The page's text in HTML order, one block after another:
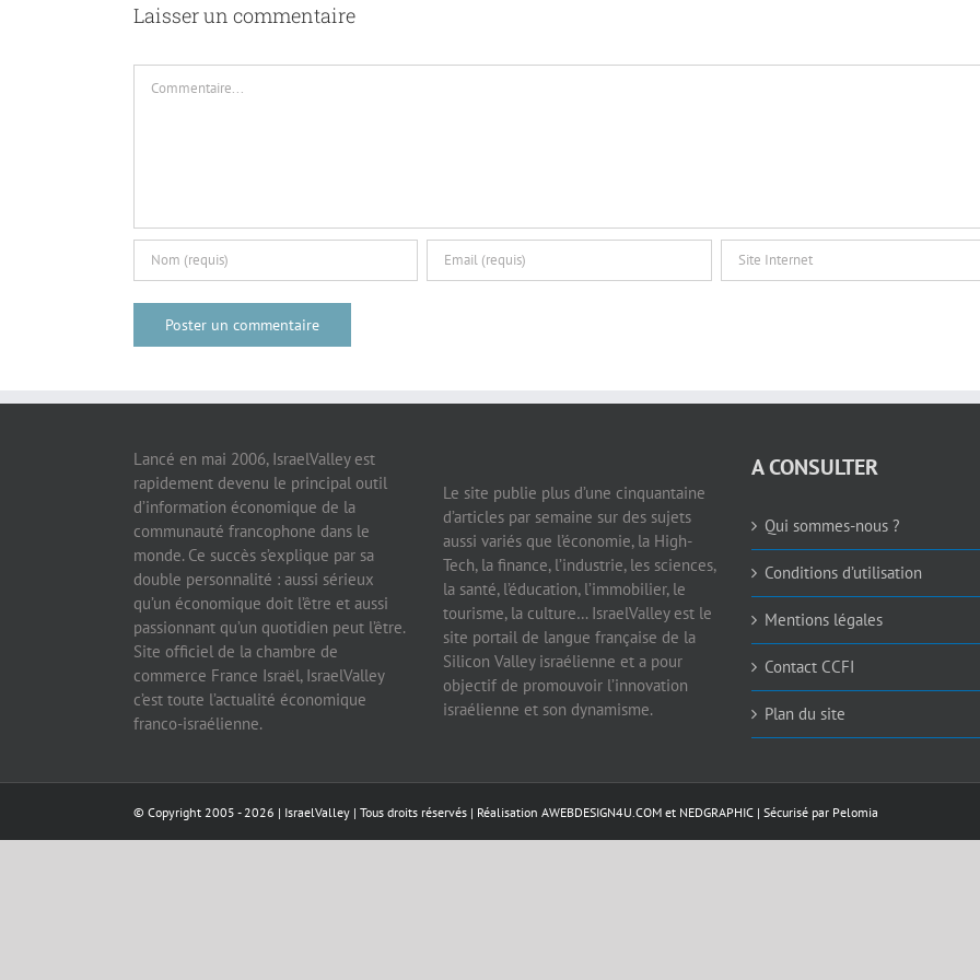
Laisser un commentaire
Lancé en mai 2006, IsraelValley est
rapidement devenu le principal outil
d’information économique de la
communauté francophone dans le
monde. Ce succès s’explique par sa
double personnalité : aussi sérieux
qu’un économique doit l’être et aussi
passionnant qu’un quotidien peut l’être.
Site officiel de la chambre de
commerce France Israël, IsraelValley
c’est toute l’actualité économique
franco-israélienne.
Le site publie plus d’une cinquantaine
d’articles par semaine sur des sujets
aussi variés que l’économie, la High-
Tech, la finance, l’industrie, les sciences,
la santé, l’éducation, l’immobilier, le
tourisme, la culture… IsraelValley est le
site portail de langue française de la
Silicon Valley israélienne et a pour
objectif de promouvoir l’innovation
israélienne et son dynamisme.
A CONSULTER
Qui sommes-nous ?
Conditions d’utilisation
Mentions légales
Contact CCFI
Plan du site
© Copyright 2005 - 2026 | IsraelValley | Tous droits réservés | Réalisation AWEBDESIGN4U.COM et NEDGRAPHIC | Sécurisé par Pelomia